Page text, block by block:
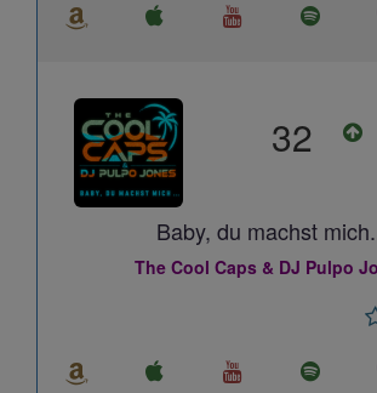
32
Baby, du machst
The Cool Caps & DJ Pulpo